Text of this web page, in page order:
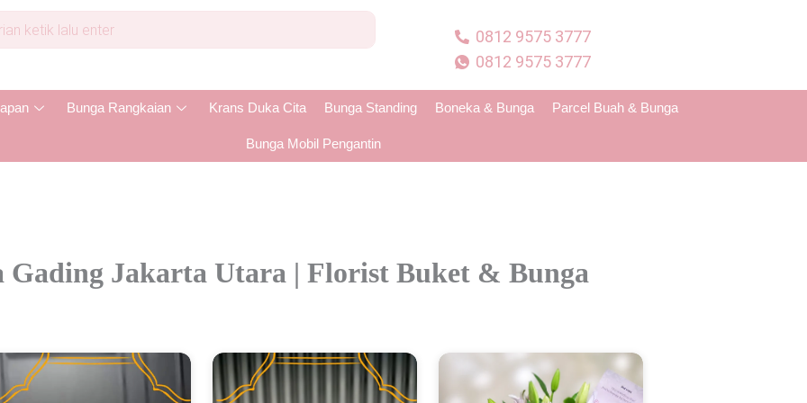
0812 9575 3777
0812 9575 3777
Bunga Rangkaian Krans Duka Cita Bunga Standing Boneka & Bunga Parcel Buah & Bunga
Bunga Mobil Pengantin
Gading Jakarta Utara | Florist Buket & Bunga